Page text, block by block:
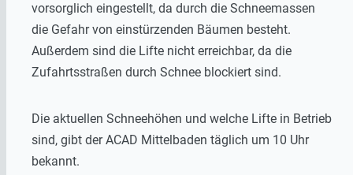
vorsorglich eingestellt, da durch die Schneemassen
die Gefahr von einstürzenden Bäumen besteht.
Außerdem sind die Lifte nicht erreichbar, da die
Zufahrtsstraßen durch Schnee blockiert sind.
Die aktuellen Schneehöhen und welche Lifte in Betrieb
sind, gibt der ACAD Mittelbaden täglich um 10 Uhr
bekannt.